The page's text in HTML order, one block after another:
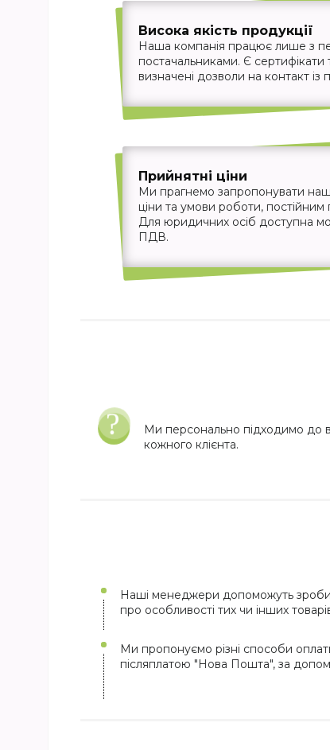
Висока якість продукції
Наша компанія працює лише з
постачальниками. Є сертифікати
визначені дозволи на контакт
Прийнятні ціни
Ми прагнемо запропонувати
ціни та умови роботи,
Для юридичних осіб доступна
ПДВ.
Ми персонально підходимо до
кожного клієнта.
Наші менеджери допоможуть
про особливості тих чи інших
Ми пропонуємо різні способи
післяплатою "Нова Пошта", за